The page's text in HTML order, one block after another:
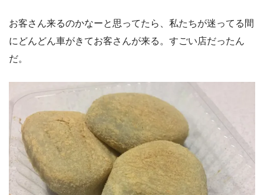
お客さん来るのかなーと思ってたら、私たちが迷ってる間
にどんどん車がきてお客さんが来る。すごい店だったん
だ。